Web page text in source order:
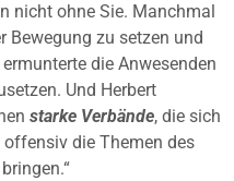
nicht ohne Sie. Manchmal
Bewegung zu setzen und
die Anwesenden
Und Herbert
starke Verbände, die sich
die Themen des